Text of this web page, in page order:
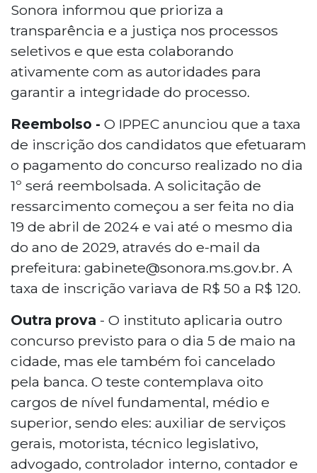
Sonora informou que prioriza a
transparência e a justiça nos processos
seletivos e que esta colaborando
ativamente com as autoridades para
garantir a integridade do processo.
Reembolso - O IPPEC anunciou que a taxa
de inscrição dos candidatos que efetuaram
o pagamento do concurso realizado no dia
1º será reembolsada. A solicitação de
ressarcimento começou a ser feita no dia
19 de abril de 2024 e vai até o mesmo dia
do ano de 2029, através do e-mail da
prefeitura: gabinete@sonora.ms.gov.br. A
taxa de inscrição variava de R$ 50 a R$ 120.
Outra prova - O instituto aplicaria outro
concurso previsto para o dia 5 de maio na
cidade, mas ele também foi cancelado
pela banca. O teste contemplava oito
cargos de nível fundamental, médio e
superior, sendo eles: auxiliar de serviços
gerais, motorista, técnico legislativo,
advogado, controlador interno, contador e